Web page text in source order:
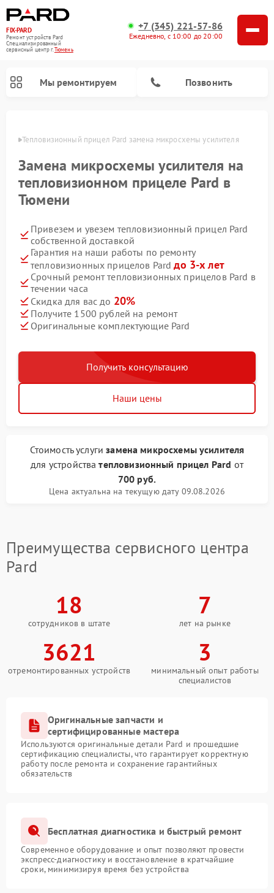
FIX-PARD
Ремонт устройств Pard
Специализированный
cервисный центр г.Тюмень
+7 (345) 221-57-86
Ежедневно, с 10:00 до 20:00
Мы ремонтируем Позвонить
Тепловизионный прицел Pard замена микросхемы усилителя
Замена микросхемы усилителя на
тепловизионном прицеле Pard в
Тюмени
Привезем и увезем тепловизионный прицел Pard
собственной доставкой
Гарантия на наши работы по ремонту
тепловизионных прицелов Pardдо 3-х лет
Срочный ремонт тепловизионных прицелов Pard в
течении часа
Скидка для вас до 20%
Получите 1500 рублей на ремонт
Оригинальные комплектующие Pard
Получить консультацию
Наши цены
Стоимость услугизамена микросхемы усилителя
для устройстватепловизионный прицел Pard от
700 руб.
Цена актуальна на текущую дату 09.08.2026
Преимущества сервисного центра
Pard
18
сотрудников в штате
7
лет на рынке
3621
отремонтированных устройств
3
минимальный опыт работы
специалистов
Оригинальные запчасти и
сертифицированные мастера
Используются оригинальные детали Pard и прошедшие
сертификацию специалисты, что гарантирует корректную
работу после ремонта и сохранение гарантийных
обязательств
Бесплатная диагностика и быстрый ремонт
Современное оборудование и опыт позволяют провести
экспресс-диагностику и восстановление в кратчайшие
сроки, минимизируя время без устройства